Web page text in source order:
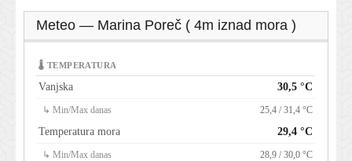
Meteo — Marina Poreč ( 4m iznad mora )
🌡 TEMPERATURA
Vanjska 30,5 °C
↳ Min/Max danas 25,4 / 31,4 °C
Temperatura mora 29,4 °C
↳ Min/Max danas 28,9 / 30,0 °C